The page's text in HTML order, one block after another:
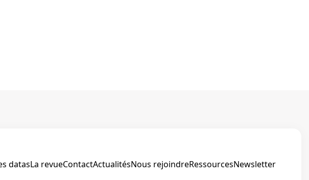
datasLa revueContactActualitésNous rejoindreRessourcesNewsletter